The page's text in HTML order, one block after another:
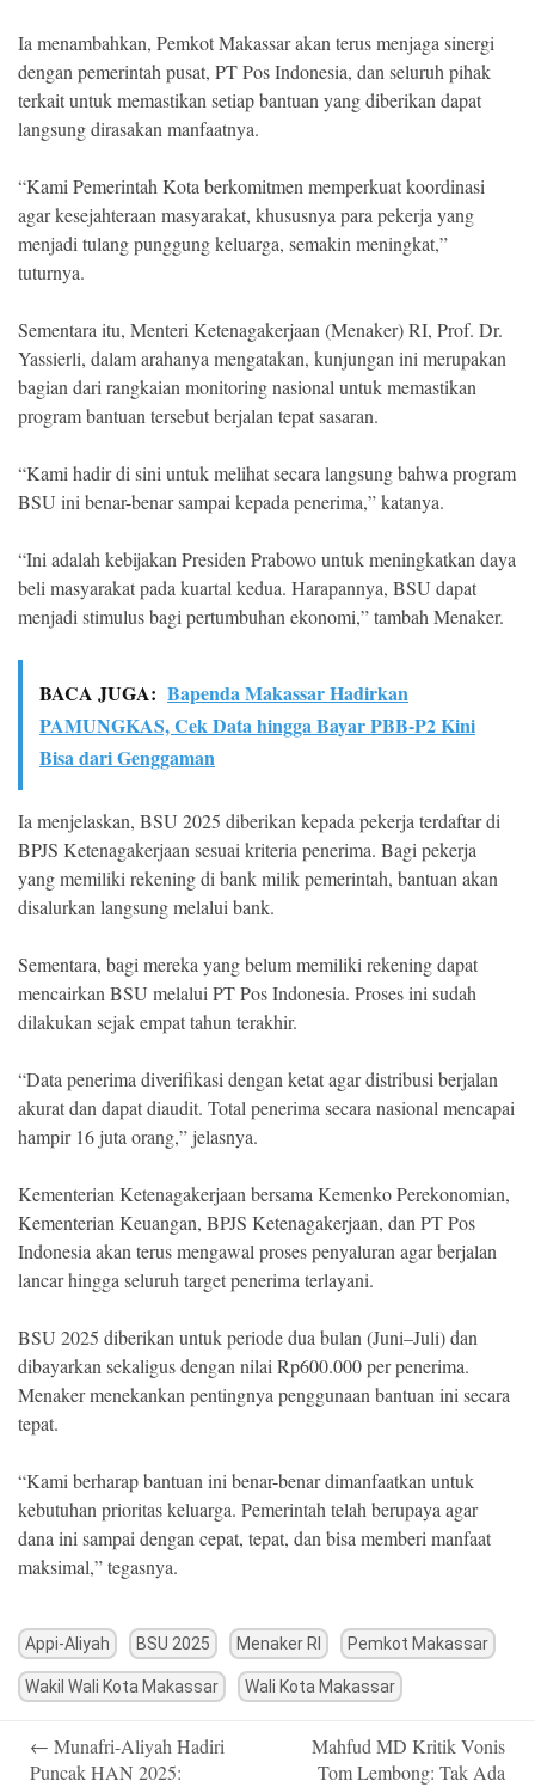
Ia menambahkan, Pemkot Makassar akan terus menjaga sinergi
dengan pemerintah pusat, PT Pos Indonesia, dan seluruh pihak
terkait untuk memastikan setiap bantuan yang diberikan dapat
langsung dirasakan manfaatnya.
“Kami Pemerintah Kota berkomitmen memperkuat koordinasi
agar kesejahteraan masyarakat, khususnya para pekerja yang
menjadi tulang punggung keluarga, semakin meningkat,”
tuturnya.
Sementara itu, Menteri Ketenagakerjaan (Menaker) RI, Prof. Dr.
Yassierli, dalam arahanya mengatakan, kunjungan ini merupakan
bagian dari rangkaian monitoring nasional untuk memastikan
program bantuan tersebut berjalan tepat sasaran.
“Kami hadir di sini untuk melihat secara langsung bahwa program
BSU ini benar-benar sampai kepada penerima,” katanya.
“Ini adalah kebijakan Presiden Prabowo untuk meningkatkan daya
beli masyarakat pada kuartal kedua. Harapannya, BSU dapat
menjadi stimulus bagi pertumbuhan ekonomi,” tambah Menaker.
BACA JUGA: Bapenda Makassar Hadirkan
PAMUNGKAS, Cek Data hingga Bayar PBB-P2 Kini
Bisa dari Genggaman
Ia menjelaskan, BSU 2025 diberikan kepada pekerja terdaftar di
BPJS Ketenagakerjaan sesuai kriteria penerima. Bagi pekerja
yang memiliki rekening di bank milik pemerintah, bantuan akan
disalurkan langsung melalui bank.
Sementara, bagi mereka yang belum memiliki rekening dapat
mencairkan BSU melalui PT Pos Indonesia. Proses ini sudah
dilakukan sejak empat tahun terakhir.
“Data penerima diverifikasi dengan ketat agar distribusi berjalan
akurat dan dapat diaudit. Total penerima secara nasional mencapai
hampir 16 juta orang,” jelasnya.
Kementerian Ketenagakerjaan bersama Kemenko Perekonomian,
Kementerian Keuangan, BPJS Ketenagakerjaan, dan PT Pos
Indonesia akan terus mengawal proses penyaluran agar berjalan
lancar hingga seluruh target penerima terlayani.
BSU 2025 diberikan untuk periode dua bulan (Juni–Juli) dan
dibayarkan sekaligus dengan nilai Rp600.000 per penerima.
Menaker menekankan pentingnya penggunaan bantuan ini secara
tepat.
“Kami berharap bantuan ini benar-benar dimanfaatkan untuk
kebutuhan prioritas keluarga. Pemerintah telah berupaya agar
dana ini sampai dengan cepat, tepat, dan bisa memberi manfaat
maksimal,” tegasnya.
Appi-Aliyah BSU 2025 Menaker RI Pemkot Makassar
Wakil Wali Kota Makassar Wali Kota Makassar
navigation
← Munafri-Aliyah Hadiri
Puncak HAN 2025:
Mahfud MD Kritik Vonis
Tom Lembong: Tak Ada